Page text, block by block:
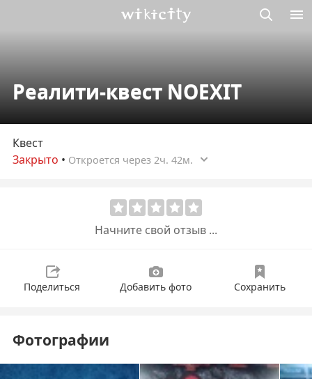
Реалити-квест NOEXIT
Квест
Закрыто • Откроется через 2ч. 42м.
Начните свой отзыв ...
Поделиться Добавить фото Сохранить
Фотографии